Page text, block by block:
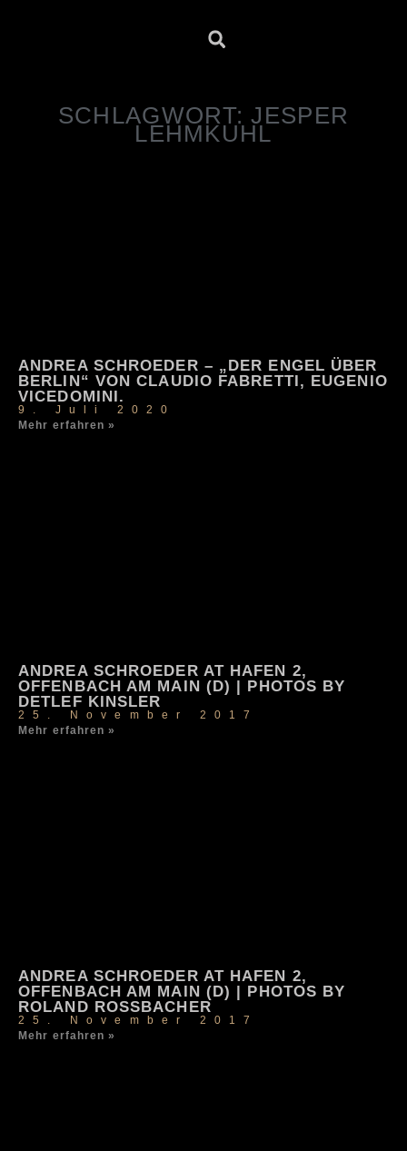
SCHLAGWORT: JESPER
LEHMKUHL
ANDREA SCHROEDER – „DER ENGEL ÜBER
BERLIN“ VON CLAUDIO FABRETTI, EUGENIO
VICEDOMINI.
9. Juli 2020
Mehr erfahren »
ANDREA SCHROEDER AT HAFEN 2,
OFFENBACH AM MAIN (D) | PHOTOS BY
DETLEF KINSLER
25. November 2017
Mehr erfahren »
ANDREA SCHROEDER AT HAFEN 2,
OFFENBACH AM MAIN (D) | PHOTOS BY
ROLAND ROSSBACHER
25. November 2017
Mehr erfahren »